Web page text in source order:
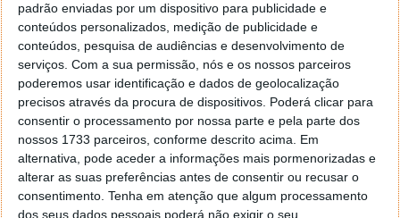
padrão enviadas por um dispositivo para publicidade e
conteúdos personalizados, medição de publicidade e
conteúdos, pesquisa de audiências e desenvolvimento de
serviços. Com a sua permissão, nós e os nossos parceiros
poderemos usar identificação e dados de geolocalização
precisos através da procura de dispositivos. Poderá clicar para
consentir o processamento por nossa parte e pela parte dos
nossos 1733 parceiros, conforme descrito acima. Em
alternativa, pode aceder a informações mais pormenorizadas e
alterar as suas preferências antes de consentir ou recusar o
consentimento. Tenha em atenção que algum processamento
dos seus dados pessoais poderá não exigir o seu
Outro aspeto que a pesquisa se focou foi então
perceber o tempo que demora o processo de
garantia. Basicamente os dados referem-se ao
número de dias que leva desde a chegada da GPU ao
centro de atendimento da marca até que volte ao
cliente e, portanto, não está incluído o tempo da
chegada do equipamento aos armazéns nem ao
serviço técnico das fabricantes, contando apenas a
partir da receção nas instalações de cada empresa.